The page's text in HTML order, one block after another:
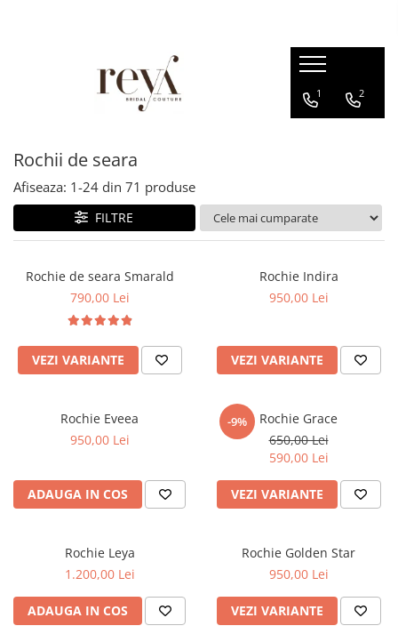
Rochii de seara
Rochii domnisoare de onoare
Rochii cununie civila
Rochii banchet
Jachete mireasa
Bratari
Esarfe
Halate
Seturi dezgatit
Voaluri
Coronite
Balerini
Papuci de casa
Pantofi
Cutii verighete
1 2
Rochii de seara
Afiseaza: 1-24 din 71 produse
FILTRE
Rochie de seara Smarald
790,00 Lei
VEZI VARIANTE
Rochie Indira
950,00 Lei
VEZI VARIANTE
Rochie Eveea
950,00 Lei
ADAUGA IN COS
-9%
Rochie Grace
650,00 Lei
590,00 Lei
VEZI VARIANTE
Rochie Leya
1.200,00 Lei
ADAUGA IN COS
Rochie Golden Star
950,00 Lei
VEZI VARIANTE